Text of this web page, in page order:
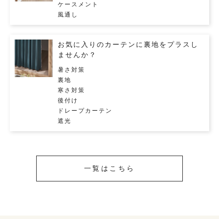
ケースメント
風通し
お気に入りのカーテンに裏地をプラスし
ませんか？
暑さ対策
裏地
寒さ対策
後付け
ドレープカーテン
遮光
一覧はこちら